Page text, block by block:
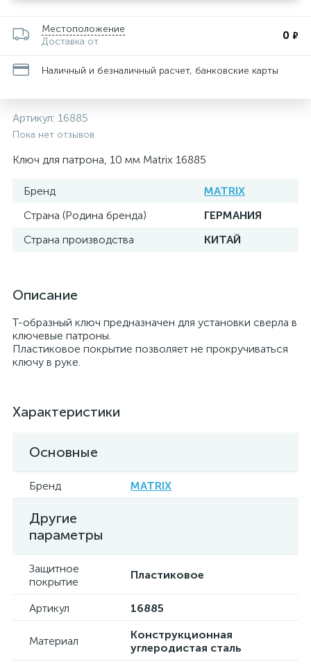
Местоположение
Доставка от
0 ₽
Наличный и безналичный расчет, банковские карты
Артикул: 16885
Пока нет отзывов
Ключ для патрона, 10 мм Matrix 16885
Бренд
MATRIX
Страна (Родина бренда)
ГЕРМАНИЯ
Страна производства
КИТАЙ
Описание
Т-образный ключ предназначен для установки сверла в
ключевые патроны.
Пластиковое покрытие позволяет не прокручиваться
ключу в руке.
Характеристики
Основные
Бренд MATRIX
Другие
параметры
Защитное
покрытие
Пластиковое
Артикул 16885
Материал
Конструкционная
углеродистая сталь